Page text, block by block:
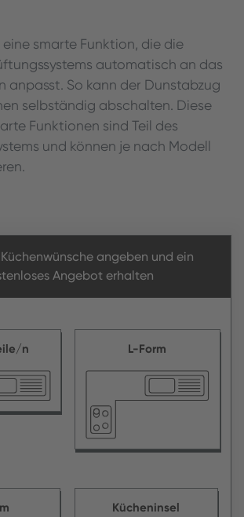
smarte Funktion, die die
automatisch an das
anpasst. So kann der Dunstabzug
selbständig abschalten. Diese
Funktionen sind Teil des
und können je nach Modell
angeben und ein
Angebot erhalten
n L-Form
Kücheninsel